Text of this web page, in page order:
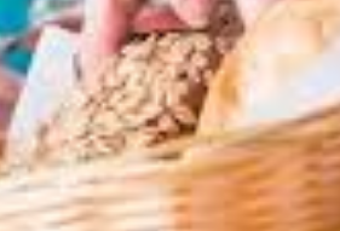
المسائية في لبنان ليوم السبت 8-8-2026